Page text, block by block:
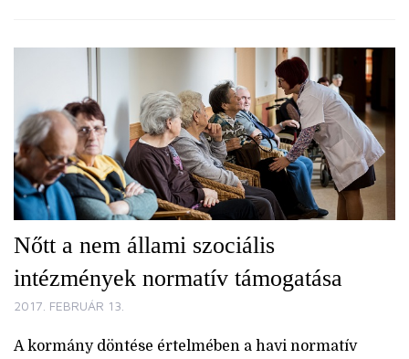
Nőtt a nem állami szociális
intézmények normatív támogatása
2017. FEBRUÁR 13.
A kormány döntése értelmében a havi normatív